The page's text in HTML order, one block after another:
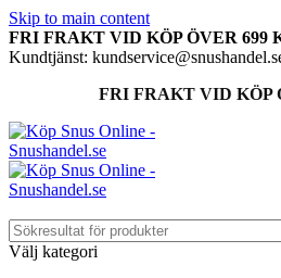
Skip to main content
FRI FRAKT VID KÖP ÖVER 699
Kundtjänst:
FRI FRAKT VID KÖP
Välj kategori